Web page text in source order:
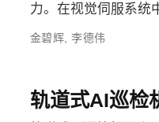
力。在视觉伺服系统
金碧辉 ,李德伟
轨道式AI巡检